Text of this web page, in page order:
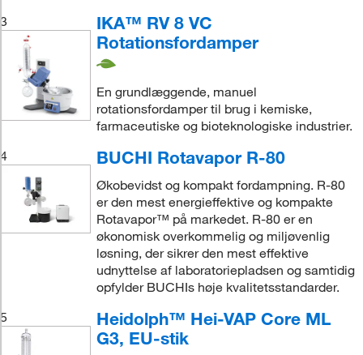
3
IKA™ RV 8 VC
Rotationsfordamper
En grundlæggende, manuel
rotationsfordamper til brug i kemiske,
farmaceutiske og bioteknologiske industrier.
4
BUCHI Rotavapor R-80
Økobevidst og kompakt fordampning. R-80
er den mest energieffektive og kompakte
Rotavapor™ på markedet. R-80 er en
økonomisk overkommelig og miljøvenlig
løsning, der sikrer den mest effektive
udnyttelse af laboratoriepladsen og samtidig
opfylder BUCHIs høje kvalitetsstandarder.
5
Heidolph™ Hei-VAP Core ML
G3, EU-stik